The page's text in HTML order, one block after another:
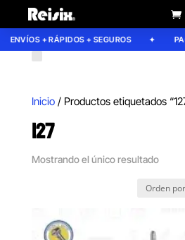
ENVÍOS + RÁPIDOS + SEGUROS
Inicio/ Productos etiquetados
127
Mostrando el único resultado